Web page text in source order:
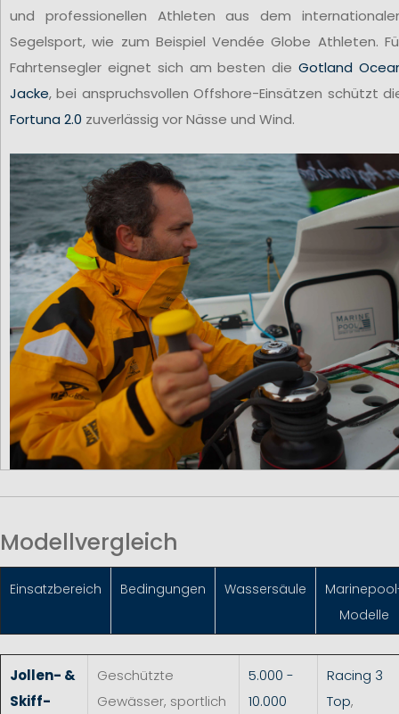
und professionellen Athleten aus dem
Segelsport, wie zum Beispiel Vendée Globe Athleten.
Fahrtensegler eignet sich am besten dieGotland
Jacke, bei anspruchsvollen Offshore-Einsätzen schützt
Fortuna 2.0 zuverlässig vor Nässe und Wind.
Modellvergleich
Einsatzbereich Bedingungen Wassersäule
Modelle
Jollen- &
Skiff-
Geschützte
Gewässer, sportlich
5.000 -
10.000
Racing 3
Top,